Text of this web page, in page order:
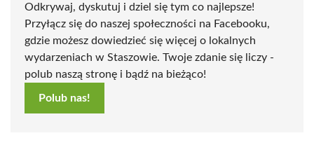
Odkrywaj, dyskutuj i dziel się tym co najlepsze!
Przyłącz się do naszej społeczności na Facebooku,
gdzie możesz dowiedzieć się więcej o lokalnych
wydarzeniach w Staszowie. Twoje zdanie się liczy -
polub naszą stronę i bądź na bieżąco!
Polub nas!